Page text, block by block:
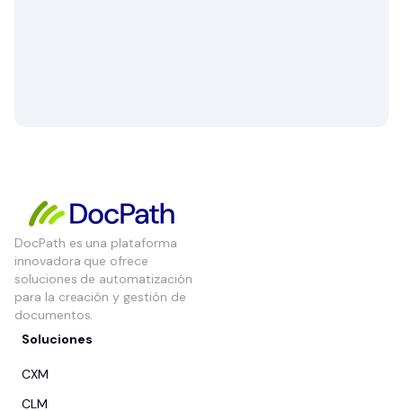
DocPath es una plataforma
innovadora que ofrece
soluciones de automatización
para la creación y gestión de
documentos.
Soluciones
CXM
CLM